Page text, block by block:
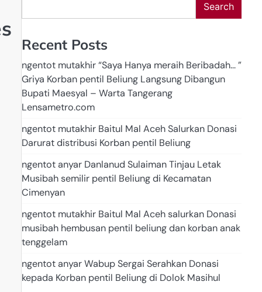
Search
Recent Posts
ngentot mutakhir “Saya Hanya meraih Beribadah… ”
Griya Korban pentil Beliung Langsung Dibangun
Bupati Maesyal – Warta Tangerang
Lensametro.com
ngentot mutakhir Baitul Mal Aceh Salurkan Donasi
Darurat distribusi Korban pentil Beliung
ngentot anyar Danlanud Sulaiman Tinjau Letak
Musibah semilir pentil Beliung di Kecamatan
Cimenyan
ngentot mutakhir Baitul Mal Aceh salurkan Donasi
musibah hembusan pentil beliung dan korban anak
tenggelam
ngentot anyar Wabup Sergai Serahkan Donasi
kepada Korban pentil Beliung di Dolok Masihul